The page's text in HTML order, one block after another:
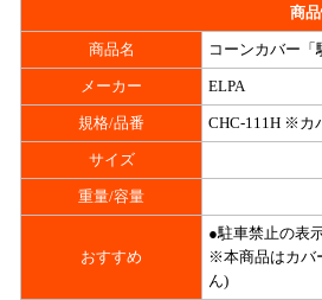
商
商品名 コーンカバー
メーカー ELPA
規格/品番 CHC-111H ※カ
サイズ
重量/容量
おすすめ
●駐車禁止の表
※本商品はカバ
ん)